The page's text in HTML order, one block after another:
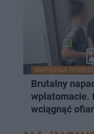
NAPAD NA
Brutalny
wpłatomacie.
wciągnąć